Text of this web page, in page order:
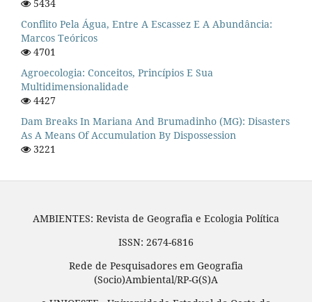
5434
Conflito Pela Água, Entre A Escassez E A Abundância:
Marcos Teóricos
4701
Agroecologia: Conceitos, Princípios E Sua
Multidimensionalidade
4427
Dam Breaks In Mariana And Brumadinho (MG): Disasters
As A Means Of Accumulation By Dispossession
3221
AMBIENTES: Revista de Geografia e Ecologia Política
ISSN: 2674-6816
Rede de Pesquisadores em Geografia
(Socio)Ambiental/RP-G(S)A